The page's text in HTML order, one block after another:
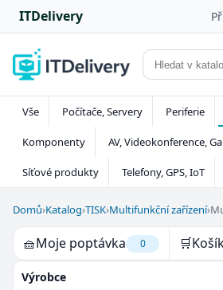
ITDelivery
Vše Počítače, Servery Periferie
Komponenty AV, Videokonference,
Síťové produkty Telefony, GPS, IoT
Domů›Katalog›TISK›Multifunkční zařízení›
🧺Moje poptávka 0 🛒
Výrobce